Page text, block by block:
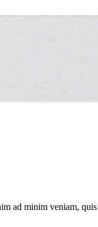
ad minim veniam,